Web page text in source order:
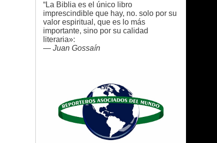
“La Biblia es el único libro
imprescindible que hay, no. solo por su
valor espiritual, que es lo más
importante, sino por su calidad
literaria»:
— Juan Gossaín